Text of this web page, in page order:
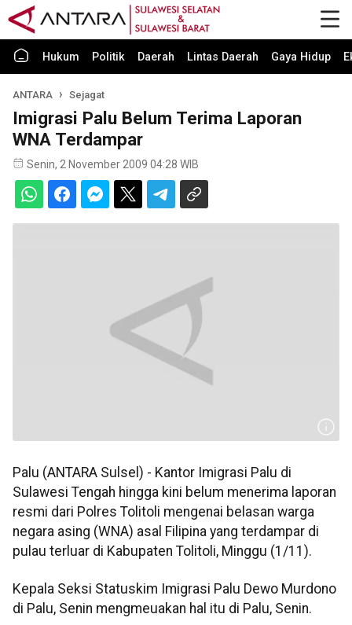
Hukum Politik Daerah Lintas Daerah Gaya Hidup
ANTARA Sejagat
Imigrasi Palu Belum Terima Laporan
WNA Terdampar
Senin, 2 November 2009 04:28 WIB
Palu (ANTARA Sulsel) - Kantor Imigrasi Palu di
Sulawesi Tengah hingga kini belum menerima laporan
resmi dari Polres Tolitoli mengenai belasan warga
negara asing (WNA) asal Filipina yang terdampar di
pulau terluar di Kabupaten Tolitoli, Minggu (1/11).
Kepala Seksi Statuskim Imigrasi Palu Dewo Murdono
di Palu, Senin mengmeuakan hal itu di Palu, Senin.